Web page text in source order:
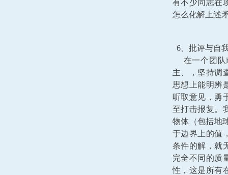
有不少同志在
怎么化解上述
6、批评与自
在一个团队
主、，坚持调
思想上能明辨
听取意见，勇
至打击报复。
物体（包括地
于边界上的值
条件的解，就
完全不同的质
性，这是所有